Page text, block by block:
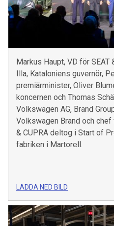
Markus Haupt, VD för SEAT
Illa, Kataloniens guvernör,
premiärminister, Oliver
koncernen och Thomas
Volkswagen AG, Brand
Volkswagen Brand och
& CUPRA deltog i Start of
fabriken i Martorell.
LADDA NED BILD